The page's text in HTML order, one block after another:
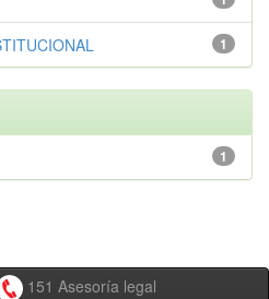
1
1
151 Asesoría legal